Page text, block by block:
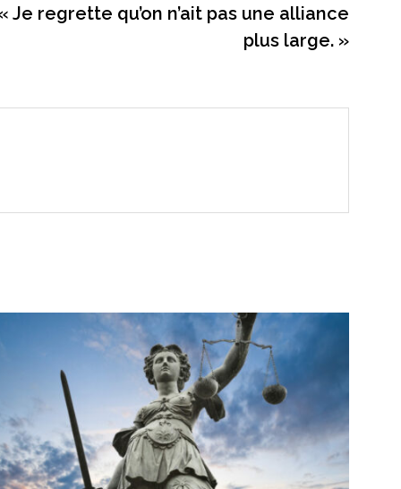
Je regrette qu’on n’ait pas une alliance
plus large. »